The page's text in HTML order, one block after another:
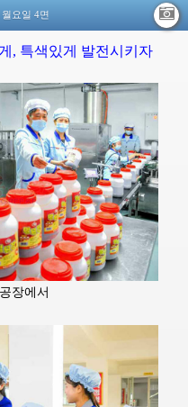
요일 4면
, 특색있게 발전시키자
장에서